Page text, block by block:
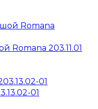
Romana 203.11.01
01